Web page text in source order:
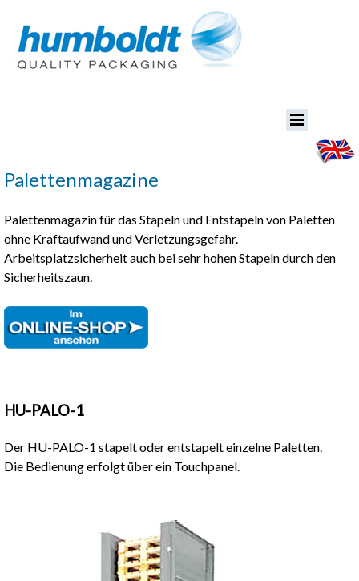
Palettenmagazine
Palettenmagazin für das Stapeln und Entstapeln von Paletten
ohne Kraftaufwand und Verletzungsgefahr.
Arbeitsplatzsicherheit auch bei sehr hohen Stapeln durch den
Sicherheitszaun.
HU-PALO-1
Der HU-PALO-1 stapelt oder entstapelt einzelne Paletten.
Die Bedienung erfolgt über ein Touchpanel.